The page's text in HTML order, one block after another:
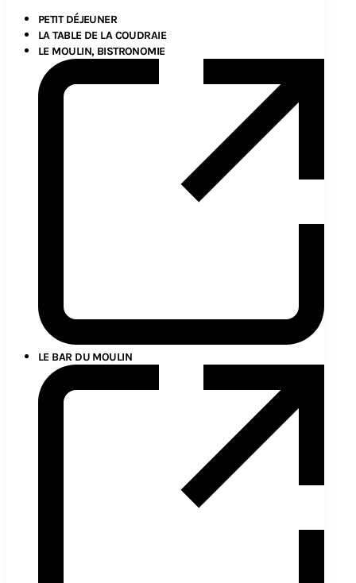
PETIT DÉJEUNER
LA TABLE DE LA COUDRAIE
LE MOULIN, BISTRONOMIE
LE BAR DU MOULIN